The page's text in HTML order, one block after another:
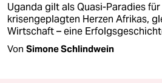
Uganda gilt als Quasi-Paradies
krisengeplagten Herzen Afrikas,
Wirtschaft – eine
Von Simone Schlindwein